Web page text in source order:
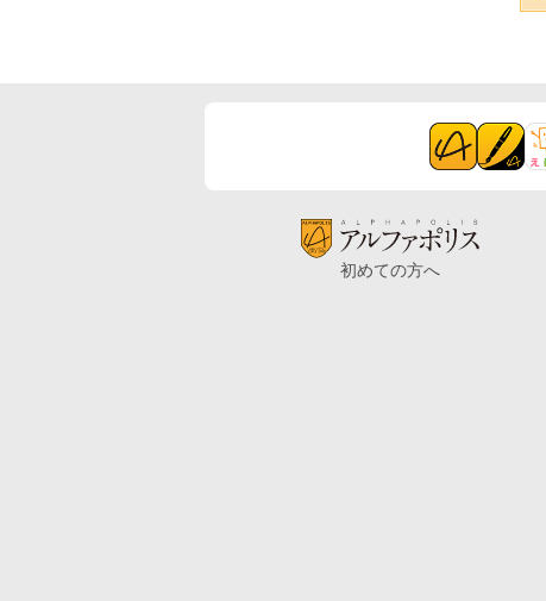
初めての方へ